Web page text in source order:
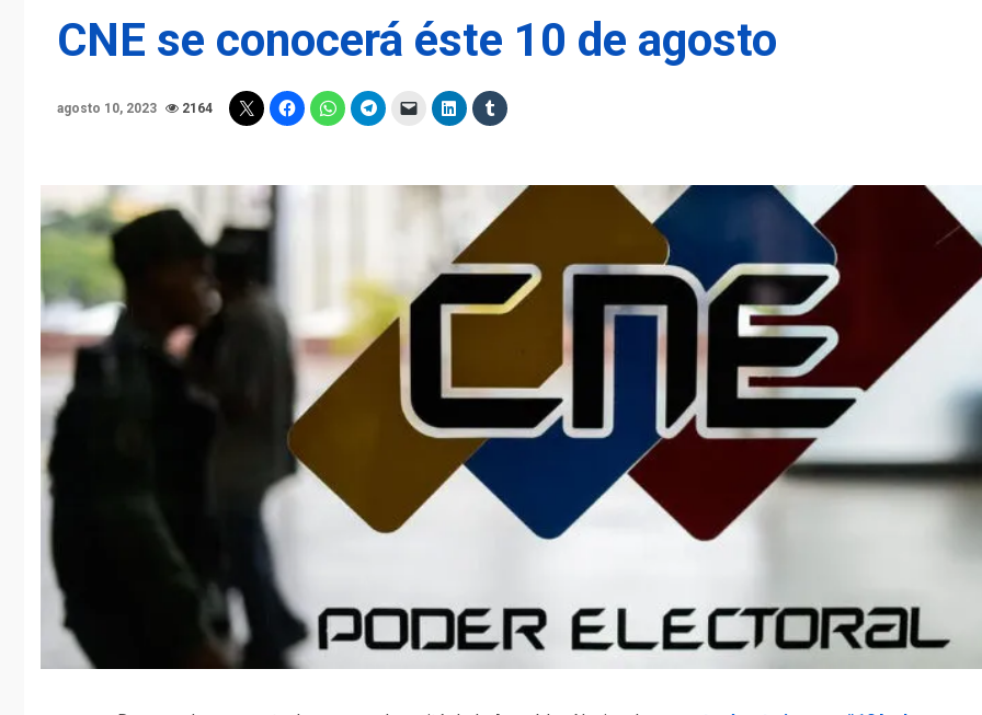
CNE se conocerá éste 10 de agosto
agosto 10, 2023 2164